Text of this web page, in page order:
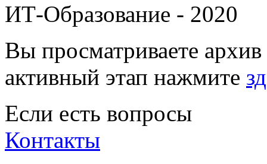
ИТ-Образование - 2020
Вы просматриваете
активный этап нажмите
Если есть вопросы
Контакты